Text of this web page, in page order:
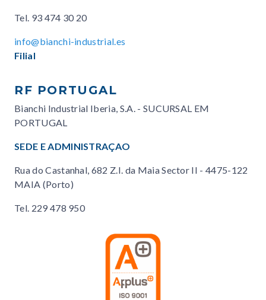
Tel. 93 474 30 20
info@bianchi-industrial.es
Filial
RF PORTUGAL
Bianchi Industrial Iberia, S.A. - SUCURSAL EM
PORTUGAL
SEDE E ADMINISTRAÇAO
Rua do Castanhal, 682 Z.I. da Maia Sector II - 4475-122
MAIA (Porto)
Tel. 229 478 950